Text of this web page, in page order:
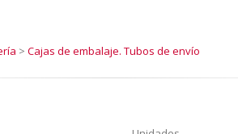
> Cajas de embalaje. Tubos de envío